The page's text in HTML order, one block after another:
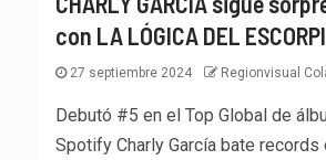
con LA LÓGICA DEL
27 septiembre 2024 Regionvisual
Debutó #5 en el Top Global de
Spotify Charly García bate records